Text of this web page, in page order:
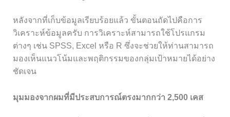
หลังจากที่เก็บข้อมูลเรียบร้อยแล้ว ขั้นตอนถัดไปคือการ
วิเคราะห์ข้อมูลครับ การวิเคราะห์สามารถใช้โปรแกรม
ต่างๆ เช่น SPSS, Excel หรือ R ซึ่งจะช่วยให้ท่านสามารถ
มองเห็นแนวโน้มและพฤติกรรมของกลุ่มเป้าหมายได้อย่าง
ชัดเจน
มุมมองจากผมที่มีประสบการณ์ตรงมากกว่า 2,500 เคส